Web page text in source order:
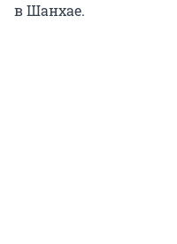
в Шанхае.